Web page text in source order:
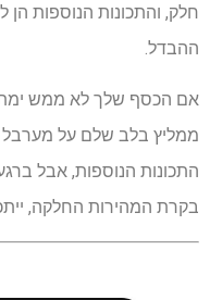
חלק, והתכונות הנוספות
ההבדל.
אם הכסף שלך לא ממש
התכונות הנוספות, אבל
בקרת המהירות החלקה,